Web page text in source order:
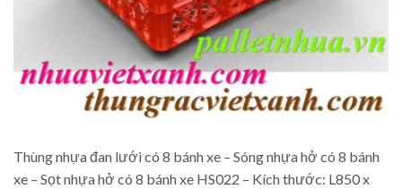
Thùng nhựa đan lưới có 8 bánh xe – Sóng nhựa hở có 8 bánh
xe – Sọt nhựa hở có 8 bánh xe HS022 – Kích thước: L850 x